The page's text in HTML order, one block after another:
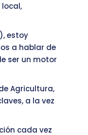
estoy
a hablar de
ser un motor
Agricultura,
a la vez
cada vez